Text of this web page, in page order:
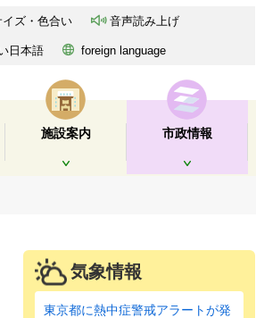
イズ・色合い 音声読み上げ
日本語 foreign language
施設案内 市政情報
気象情報
東京都に熱中症警戒アラートが発